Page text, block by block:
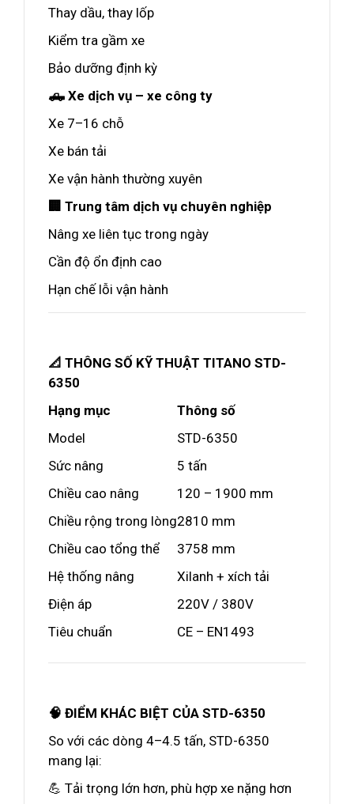
Thay dầu, thay lốp
Kiểm tra gầm xe
Bảo dưỡng định kỳ
🛻 Xe dịch vụ – xe công ty
Xe 7–16 chỗ
Xe bán tải
Xe vận hành thường xuyên
🏢 Trung tâm dịch vụ chuyên nghiệp
Nâng xe liên tục trong ngày
Cần độ ổn định cao
Hạn chế lỗi vận hành
📐 THÔNG SỐ KỸ THUẬT TITANO STD-
6350
Hạng mục
Thông số
Model
STD-6350
Sức nâng
5 tấn
Chiều cao nâng
120 – 1900 mm
Chiều rộng trong lòng2810 mm
Chiều cao tổng thể
3758 mm
Hệ thống nâng
Xilanh + xích tải
Điện áp
220V / 380V
Tiêu chuẩn
CE – EN1493
🧠 ĐIỂM KHÁC BIỆT CỦA STD-6350
So với các dòng 4–4.5 tấn, STD-6350
mang lại:
💪 Tải trọng lớn hơn, phù hợp xe nặng hơn